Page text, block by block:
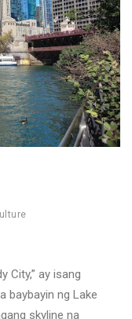
City,” ay isang
baybayin ng Lake
skyline na